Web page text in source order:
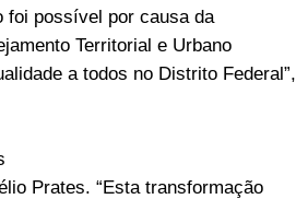
foi possível por causa da
Territorial e Urbano
a todos no Distrito Federal”,
Prates. “Esta transformação